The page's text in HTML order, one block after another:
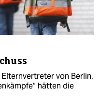
von Berlin,
hätten die